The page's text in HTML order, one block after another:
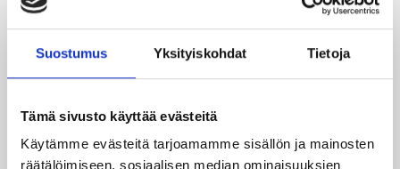
Suostumus Yksityiskohdat Tietoja
Tämä sivusto käyttää evästeitä
Käytämme evästeitä tarjoamamme sisällön ja mainosten
räätälöimiseen, sosiaalisen median ominaisuuksien
Edulliset liput Susijengin ja
Susiladiesin elokuun
kotimaaotteluihin nyt
myynnissä
Susiladiesin elokuun kotiturnaus ja Susijengin